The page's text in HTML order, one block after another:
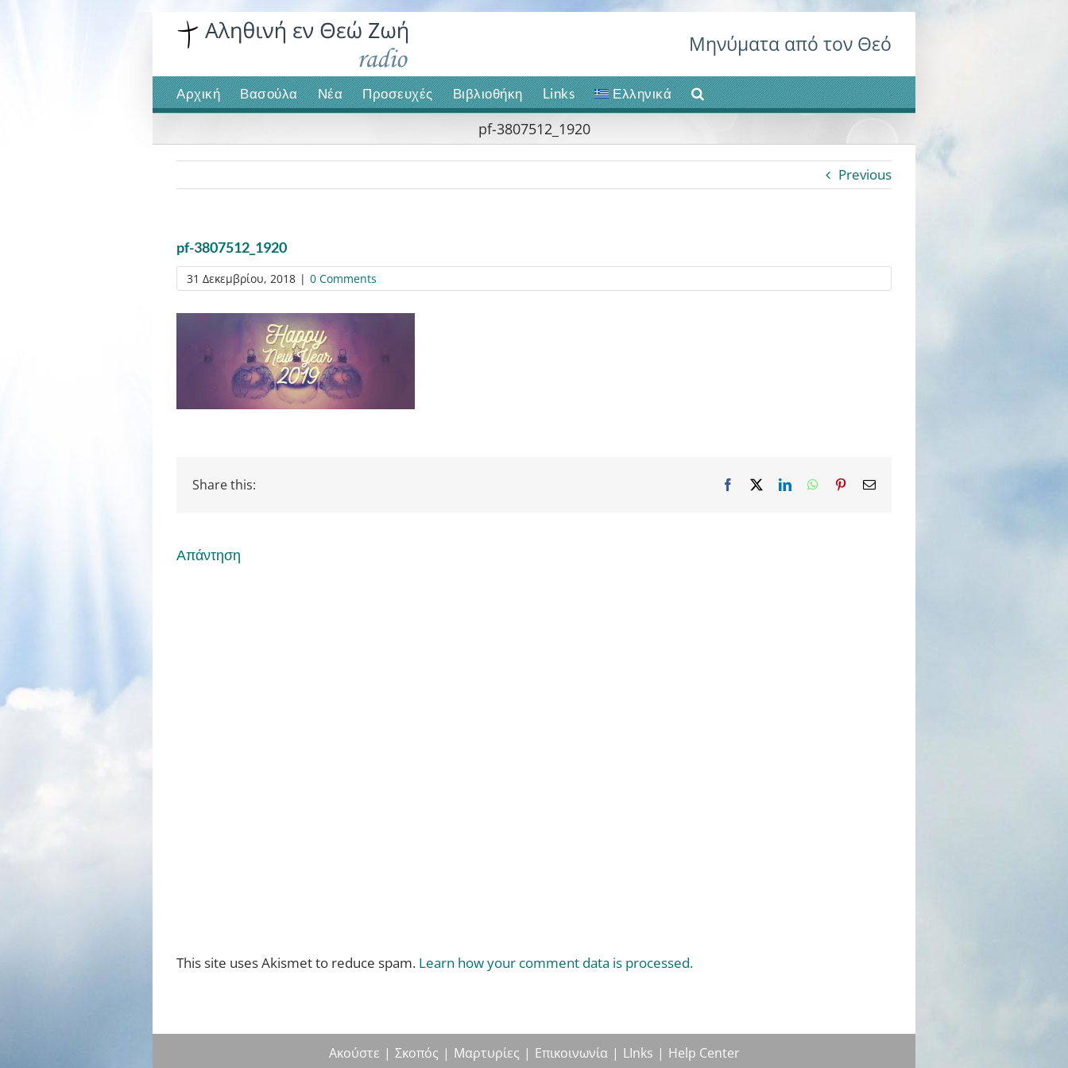
Μηνύματα από τον Θεό
Αρχική Βασούλα Νέα Προσευχές Βιβλιοθήκη Links Ελληνικά
pf-3807512_1920
Previous
pf-3807512_1920
31 Δεκεμβρίου, 2018 | 0 Comments
Share this: Facebook LinkedInWhatsApp
PinterestEmail
Απάντηση
This site uses Akismet to reduce spam. Learn how your comment data is processed.
Ακούστε Σκοπός Μαρτυρίες Επικοινωνία LInks Help Center